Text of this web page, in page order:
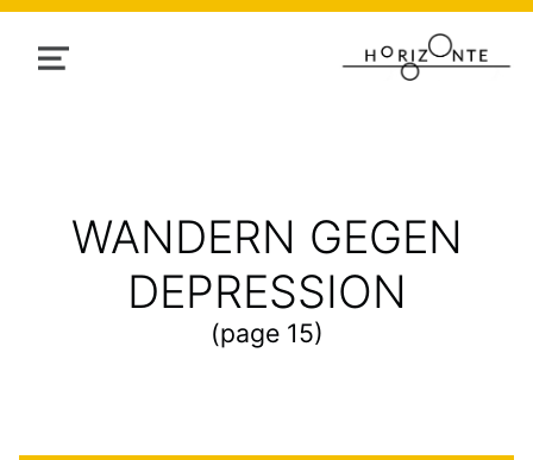
MENU
CATEGORY:
WANDERN GEGEN
DEPRESSION
(page 15)